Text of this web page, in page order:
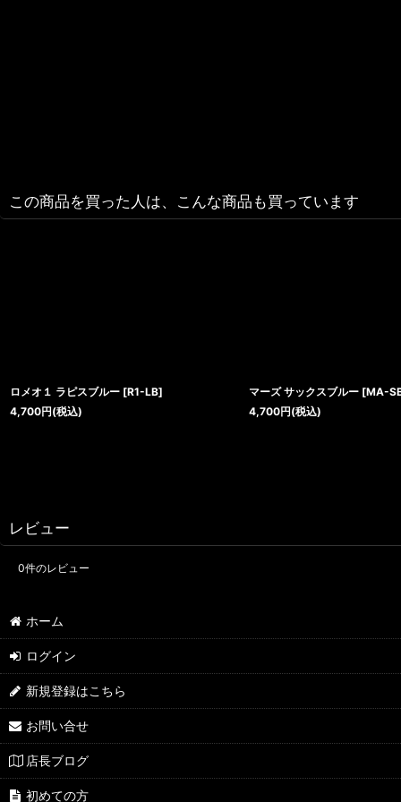
この商品を買った人は、こんな商品も買っています
ロメオ１ ラピスブルー [R1-LB]
4,700円(税込)
マーズ サックスブルー [MA-
4,700円(税込)
レビュー
0件のレビュー
ホーム
ログイン
新規登録はこちら
お問い合せ
店長ブログ
初めての方